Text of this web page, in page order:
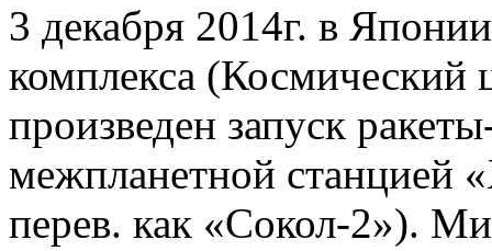
3 декабря 2014г. в
комплекса (Космический
произведен запуск
межпланетной станцией
перев. как «Сокол-2»).